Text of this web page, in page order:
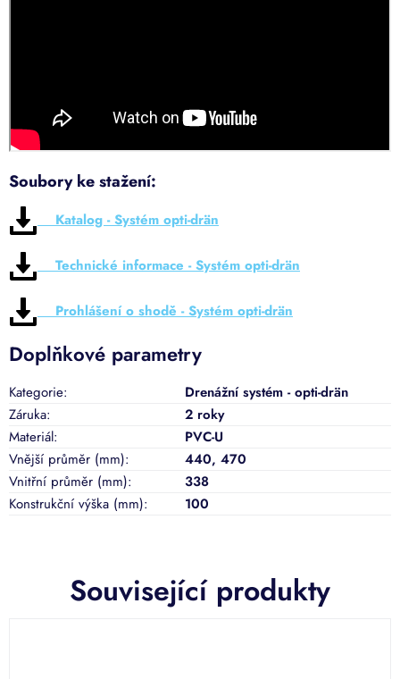
Související produkty
Soubory ke stažení:
Katalog - Systém opti-drän
Technické informace - Systém opti-drän
Prohlášení o shodě - Systém opti-drän
Doplňkové parametry
Kategorie:
Drenážní systém - opti-drän
Záruka:
2 roky
Materiál:
PVC-U
Vnější průměr (mm):
440, 470
Vnitřní průměr (mm):
338
Konstrukční výška (mm): 100